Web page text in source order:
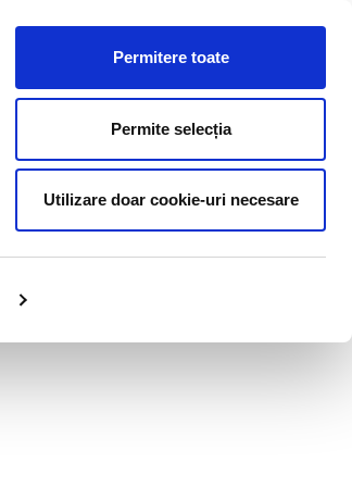
Permitere toate
Permite selecția
Utilizare doar cookie-uri necesare
BLOG CONTACT US